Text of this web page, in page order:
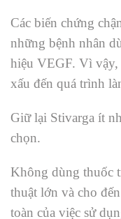
Các biến chứng
những bệnh nhân
hiệu VEGF. Vì vậy,
xấu đến quá trình
Giữ lại Stivarga ít
chọn.
Không dùng thuốc
thuật lớn và cho
toàn của việc sử